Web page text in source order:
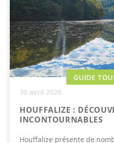
GUIDE
30 avril 2026
HOUFFALIZE :
INCONTOURNABLES
Houffalize présente de